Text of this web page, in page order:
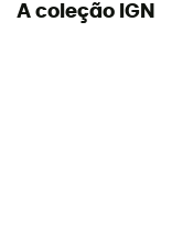
A coleção IGN